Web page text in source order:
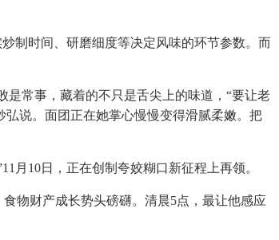
时间、研磨细度等决定风味的环节参数。而
常事，藏着的不只是舌尖上的味道，“要让老
弘说。面团正在她掌心慢慢变得滑腻柔嫩。把
10日，正在创制夸姣糊口新征程上再领。
物财产成长势头磅礴。清晨5点，最让他感应